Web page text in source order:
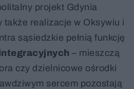
projekt Gdynia
także realizacje w Oksywiu i
sąsiedzkie pełnią funkcję
– mieszczą
czy dzielnicowe ośrodki
sercem pozostają